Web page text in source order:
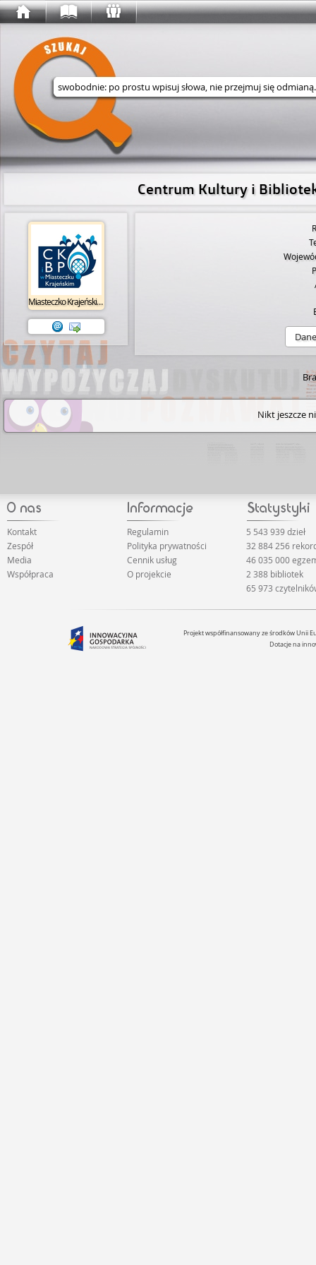
Wyszukaj w serwisie
Centrum Kultury i
Miasteczko Krajeńskie CKiBP
Dane
Nikt jeszcze
Kontakt
Zespół
Media
Współpraca
Regulamin
Polityka prywatności
Cennik usług
O projekcie
5 543 939 dzieł
32 884 256
46 035 000
2 388 bibliotek
65 973
Projekt współfinansowany ze środków Unii
Dotacje na